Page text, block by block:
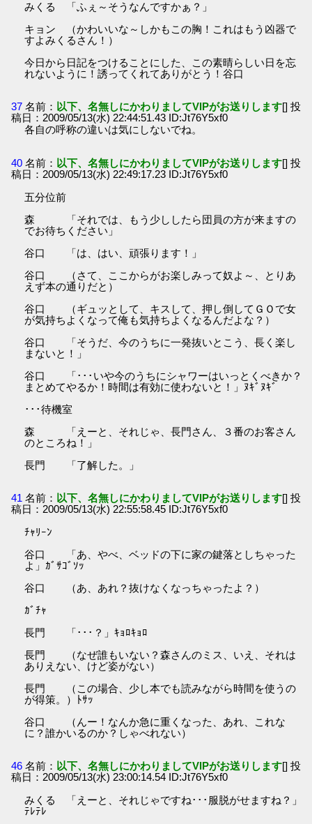
みくる 「ふぇ～そうなんですかぁ？」
キョン （かわいいな～しかもこの胸！これはもう凶器で
すよみくるさん！）
今日から日記をつけることにした、この素晴らしい日を忘
れないように！誘ってくれてありがとう！谷口
37 名前： 以下、名無しにかわりましてVIPがお送りします[] 投
稿日：2009/05/13(水) 22:44:51.43 ID:Jt76Y5xf0
各自の呼称の違いは気にしないでね。
40 名前： 以下、名無しにかわりましてVIPがお送りします[] 投
稿日：2009/05/13(水) 22:49:17.23 ID:Jt76Y5xf0
五分位前
森 「それでは、もう少ししたら団員の方が来ますの
でお待ちください」
谷口 「は、はい、頑張ります！」
谷口 （さて、ここからがお楽しみって奴よ～、とりあ
えず本の通りだと）
谷口 （ギュッとして、キスして、押し倒してＧＯで女
が気持ちよくなって俺も気持ちよくなるんだよな？）
谷口 「そうだ、今のうちに一発抜いとこう、長く楽し
まないと！」
谷口 「･･･いや今のうちにシャワーはいっとくべきか？
まとめてやるか！時間は有効に使わないと！」ﾇｷﾞﾇｷﾞ
･･･待機室
森 「えーと、それじゃ、長門さん、３番のお客さん
のところね！」
長門 「了解した。」
41 名前： 以下、名無しにかわりましてVIPがお送りします[] 投
稿日：2009/05/13(水) 22:55:58.45 ID:Jt76Y5xf0
ﾁｬﾘｰﾝ
谷口 「あ、やべ、ベッドの下に家の鍵落としちゃった
よ」ｶﾞｻｺﾞｿｯ
谷口 （あ、あれ？抜けなくなっちゃったよ？）
ｶﾞﾁｬ
長門 「･･･？」ｷｮﾛｷｮﾛ
長門 （なぜ誰もいない？森さんのミス、いえ、それは
ありえない、けど姿がない）
長門 （この場合、少し本でも読みながら時間を使うの
が得策。）ﾄｻｯ
谷口 （んー！なんか急に重くなった、あれ、これな
に？誰かいるのか？しゃべれない）
46 名前： 以下、名無しにかわりましてVIPがお送りします[] 投
稿日：2009/05/13(水) 23:00:14.54 ID:Jt76Y5xf0
みくる 「えーと、それじゃですね･･･服脱がせますね？」
ﾃﾚﾃﾚ